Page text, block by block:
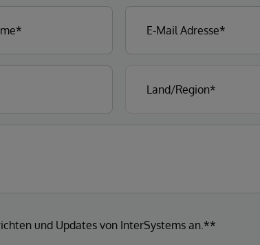
und Updates von InterSystems an.**